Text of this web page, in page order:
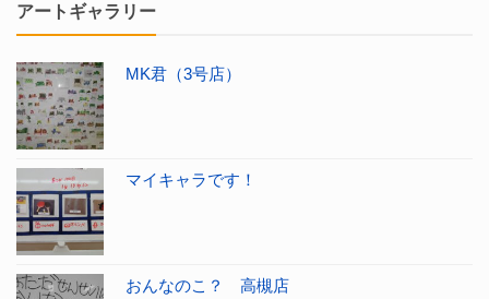
アートギャラリー
MK君（3号店）
マイキャラです！
おんなのこ？ 高槻店